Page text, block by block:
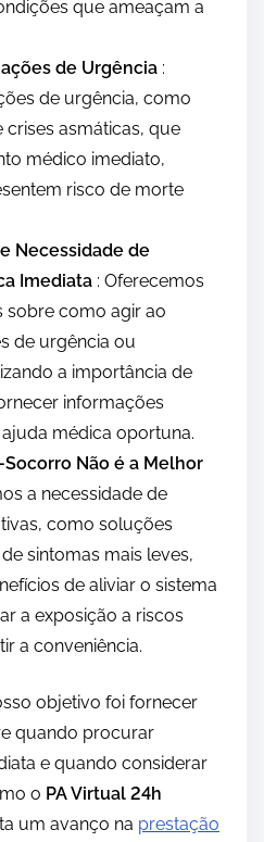
que ameaçam a
de Urgência :
de urgência, como
asmáticas, que
médico imediato,
risco de morte
Necessidade de
Imediata : Oferecemos
sobre como agir ao
de urgência ou
a importância de
informações
médica oportuna.
Não é a Melhor
a necessidade de
como soluções
sintomas mais leves,
de aliviar o sistema
a exposição a riscos
a conveniência.
objetivo foi fornecer
quando procurar
e quando considerar
o PA Virtual 24h
um avanço na prestação